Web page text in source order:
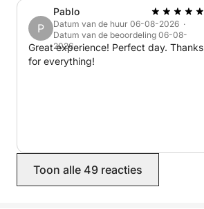
P
Pablo
Datum van de huur 06-08-2026 ·
Datum van de beoordeling 06-08-
2026
Great experience! Perfect day. Thanks
for everything!
Toon alle 49 reacties